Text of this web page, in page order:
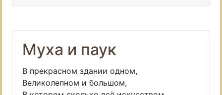
Муха и паук
В прекрасном здании одном,
Великолепном и большом,